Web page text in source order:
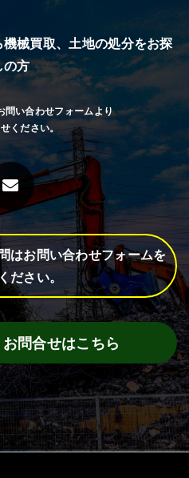
械買取、 土地の処分をお探
の方
問い合わせフォームより
ください。
はお問い合わせフォームを
ださい。
問合せはこちら